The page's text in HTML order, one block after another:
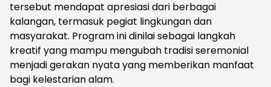
tersebut mendapat apresiasi dari berbagai
kalangan, termasuk pegiat lingkungan dan
masyarakat. Program ini dinilai sebagai langkah
kreatif yang mampu mengubah tradisi seremonial
menjadi gerakan nyata yang memberikan manfaat
bagi kelestarian alam.